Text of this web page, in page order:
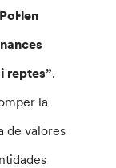
reptes”.
la
de valores